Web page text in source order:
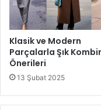
Klasik ve Modern
Parçalarla Şık
Önerileri
13 Şubat 2025